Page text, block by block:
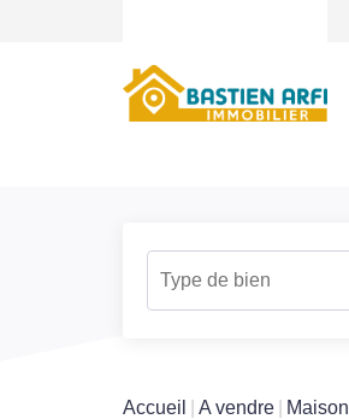
Accueil A vendre Maison